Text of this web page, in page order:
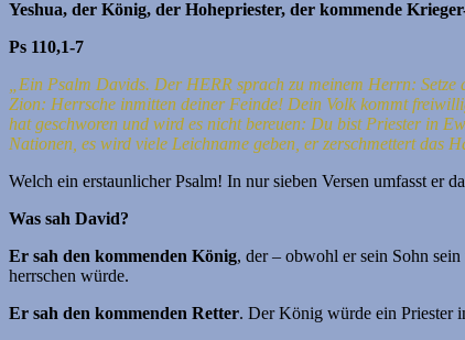
Yeshua, der König, der Hohepriester, der kommende
Ps 110,1-7
„Ein Psalm Davids. Der HERR sprach zu meinem Herrn: Setze
Zion: Herrsche inmitten deiner Feinde! Dein Volk kommt
hat geschworen und wird es nicht bereuen: Du bist Priester in
Nationen, es wird viele Leichname geben, er zerschmettert das
Welch ein erstaunlicher Psalm! In nur sieben Versen umfasst er
Was sah David?
Er sah den kommenden König, der – obwohl er sein Sohn
herrschen würde.
Er sah den kommenden Retter. Der König würde ein Priester